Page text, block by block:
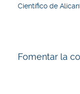
Científico de
Fomentar la